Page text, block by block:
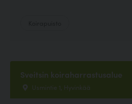
Sveitsin koiraharrastusalue
Usmintie 1, Hyvinkää